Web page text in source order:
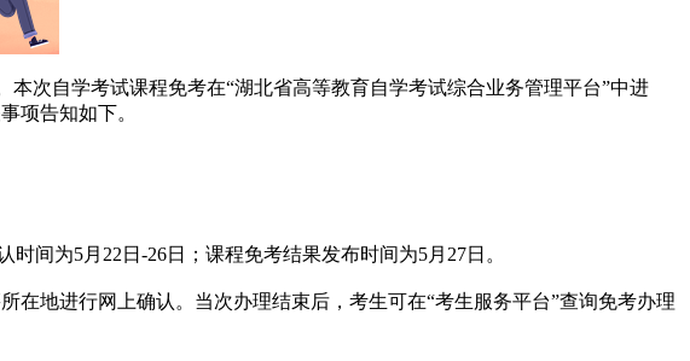
次自学考试课程免考在“湖北省高等教育自学考试综合业务管理平台”中进
项告知如下。
间为5月22日-26日；课程免考结果发布时间为5月27日。
地进行网上确认。当次办理结束后，考生可在“考生服务平台”查询免考办理